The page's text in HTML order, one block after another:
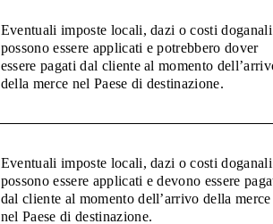
Eventuali imposte locali, dazi o costi doganali
possono essere applicati e potrebbero dover
essere pagati dal cliente al momento
della merce nel Paese di destinazione.
Eventuali imposte locali, dazi o costi doganali
possono essere applicati e devono essere
dal cliente al momento dell’arrivo della merce
nel Paese di destinazione.